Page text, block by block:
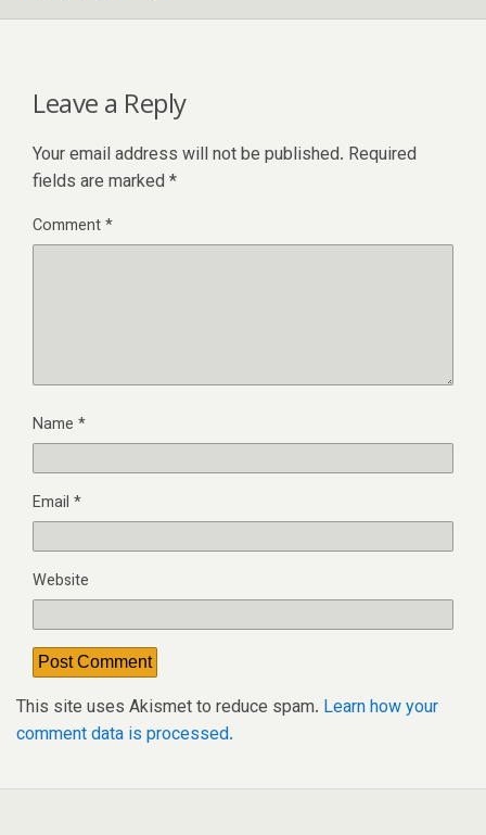
Leave a Reply
Your email address will not be published. Required
fields are marked *
Comment*
Name *
Email *
Website
This site uses Akismet to reduce spam. Learn how your
comment data is processed.